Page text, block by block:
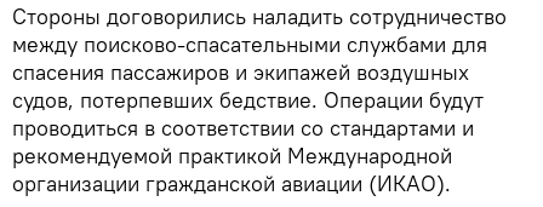
Стороны договорились наладить сотрудничество
между поисково-спасательными службами для
спасения пассажиров и экипажей воздушных
судов, потерпевших бедствие. Операции будут
проводиться в соответствии со стандартами и
рекомендуемой практикой Международной
организации гражданской авиации (ИКАО).